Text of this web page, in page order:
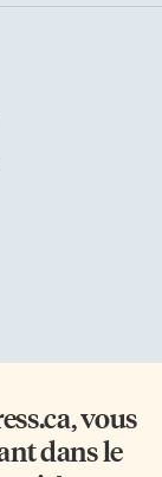
, vous
dans le